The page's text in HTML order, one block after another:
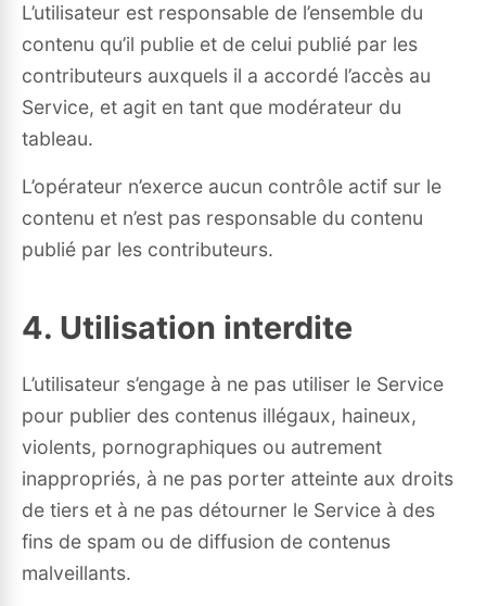
L’utilisateur est responsable de l’ensemble du
contenu qu’il publie et de celui publié par les
contributeurs auxquels il a accordé l’accès au
Service, et agit en tant que modérateur du
tableau.
L’opérateur n’exerce aucun contrôle actif sur le
contenu et n’est pas responsable du contenu
publié par les contributeurs.
4. Utilisation interdite
L’utilisateur s’engage à ne pas utiliser le Service
pour publier des contenus illégaux, haineux,
violents, pornographiques ou autrement
inappropriés, à ne pas porter atteinte aux droits
de tiers et à ne pas détourner le Service à des
fins de spam ou de diffusion de contenus
malveillants.